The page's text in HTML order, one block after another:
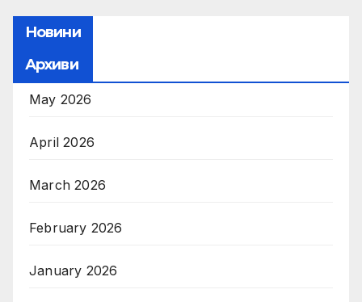
Новини
Архиви
May 2026
April 2026
March 2026
February 2026
January 2026